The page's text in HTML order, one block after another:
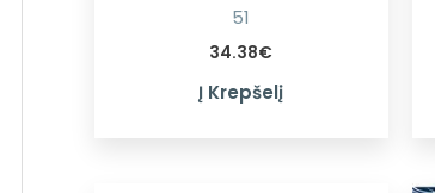
51
34.38€
Į Krepšelį